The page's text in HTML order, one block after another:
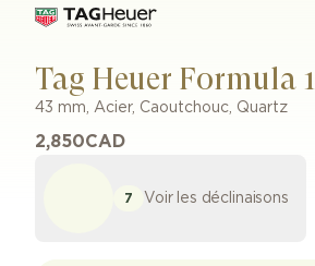
Tag Heuer Formula 1
43 mm, Acier, Caoutchouc, Quartz
2,850CAD
7 Voir les déclinaisons